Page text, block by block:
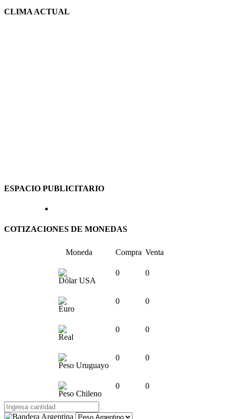
CLIMA ACTUAL
ESPACIO PUBLICITARIO
COTIZACIONES DE MONEDAS
Moneda Compra Venta
Dólar USA
0 0
Euro
0 0
Real
0 0
Peso Uruguayo
0 0
Peso Chileno
0 0